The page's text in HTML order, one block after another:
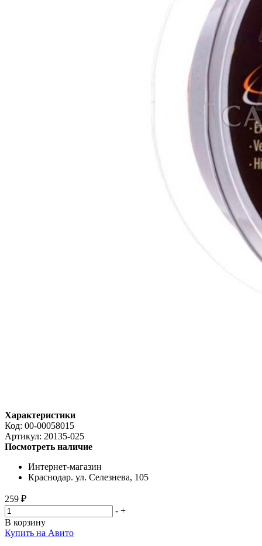
Характеристики
Код: 00-00058015
Артикул: 20135-025
Посмотреть наличие
Интернет-магазин
Краснодар. ул. Селезнева, 105
259 ₽
- +
В корзину
Купить на Авито